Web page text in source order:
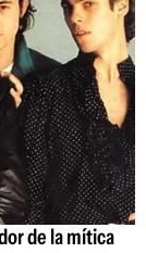
de la mítica